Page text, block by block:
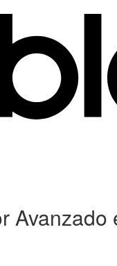
Avanzado